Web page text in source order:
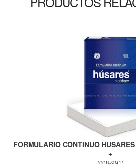
FORMULARIO CONTINUO
+